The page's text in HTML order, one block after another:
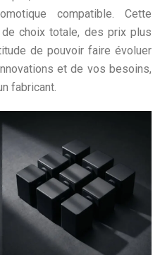
compatible. Cette
choix totale, des prix plus
de pouvoir faire évoluer
et de vos besoins,
fabricant.